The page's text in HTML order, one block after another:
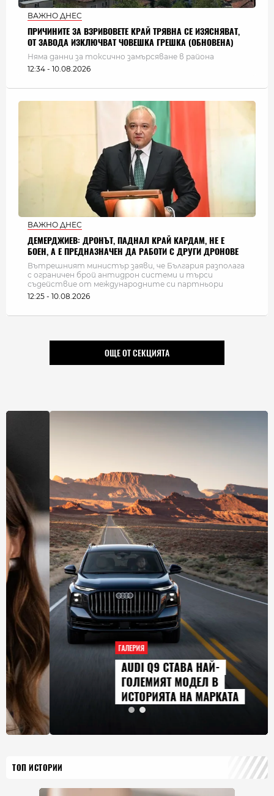
ВАЖНО ДНЕС
ПРИЧИНИТЕ ЗА ВЗРИВОВЕТЕ КРАЙ ТРЯВНА СЕ ИЗЯСНЯВАТ,
ОТ ЗАВОДА ИЗКЛЮЧВАТ ЧОВЕШКА ГРЕШКА (ОБНОВЕНА)
Няма данни за токсично замърсяване в района
12:34 - 10.08.2026
ВАЖНО ДНЕС
ДЕМЕРДЖИЕВ: ДРОНЪТ, ПАДНАЛ КРАЙ КАРДАМ, НЕ Е
БОЕН, А Е ПРЕДНАЗНАЧЕН ДА РАБОТИ С ДРУГИ ДРОНОВЕ
Вътрешният министър заяви, че България разполага
с ограничен брой антидрон системи и търси
съдействие от международните си партньори
12:25 - 10.08.2026
ОЩЕ ОТ СЕКЦИЯТА
ГАЛЕРИЯ
AUDI Q9 СТАВА НАЙ-
ГОЛЕМИЯТ МОДЕЛ В
ИСТОРИЯТА НА МАРКАТА
ТОП ИСТОРИИ